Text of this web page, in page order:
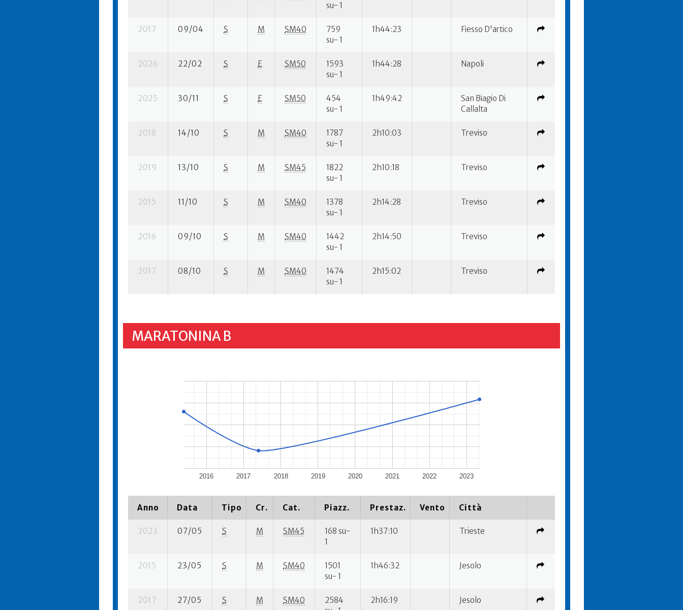
su- 1
2017 09/04 S M SM40
759
su- 1
1h44:23 Fiesso D'artico
2026 22/02 S E SM50
1593
su- 1
1h44:28 Napoli
2025 30/11 S E SM50
454
su- 1
1h49:42
San Biagio Di
Callalta
2018 14/10 S M SM40
1787
su- 1
2h10:03 Treviso
2019 13/10 S M SM45
1822
su- 1
2h10:18 Treviso
2015 11/10 S M SM40
1378
su- 1
2h14:28 Treviso
2016 09/10 S M SM40
1442
su- 1
2h14:50 Treviso
2017 08/10 S M SM40
1474
su- 1
2h15:02 Treviso
MARATONINA B
2016 2017 2018 2019 2020 2021 2022 2023
Anno Data Tipo Cr. Cat. Piazz. Prestaz. Vento Città
2023 07/05 S M SM45
168 su-
1
1h37:10 Trieste
2015 23/05 S M SM40
1501
su- 1
1h46:32 Jesolo
2017 27/05 S M SM40
2584
2h16:19 Jesolo